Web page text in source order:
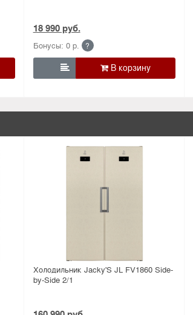
18 990 руб.
Бонусы: 0 р. ?

Холодильник Jacky'S JL FV1860 Side-
by-Side 2/1